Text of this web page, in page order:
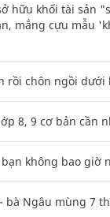
hữu khối tài sản
mắng cựu mẫu
rồi chôn ngồi dưới
8, 9 cơ bản cần
không bao giờ
bà Ngâu mùng 7